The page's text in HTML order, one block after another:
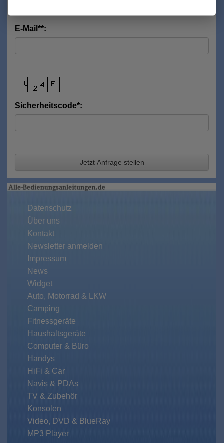
E-Mail**:
Sicherheitscode*:
Jetzt Anfrage stellen
Datenschutz
Über uns
Kontakt
Newsletter anmelden
Impressum
News
Widget
Auto, Motorrad & LKW
Camping
Fitnessgeräte
Haushaltsgeräte
Computer & Büro
Handys
HiFi & Car
Navis & PDAs
TV & Zubehör
Konsolen
Video, DVD & BlueRay
MP3 Player